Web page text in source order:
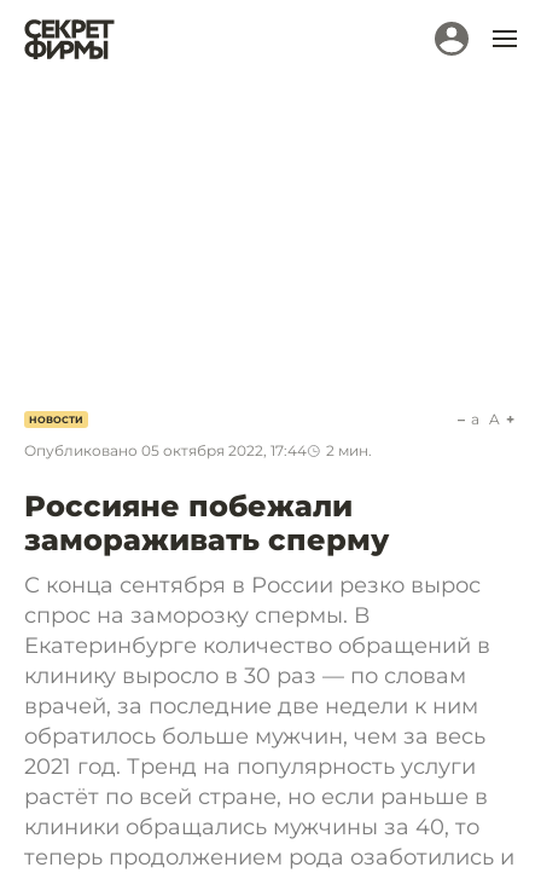
НОВОСТИ
Опубликовано 05 октября 2022, 17:44 2 мин.
a A
Россияне побежали
замораживать сперму
С конца сентября в России резко вырос
спрос на заморозку спермы. В
Екатеринбурге количество обращений в
клинику выросло в 30 раз — по словам
врачей, за последние две недели к ним
обратилось больше мужчин, чем за весь
2021 год. Тренд на популярность услуги
растёт по всей стране, но если раньше в
клиники обращались мужчины за 40, то
теперь продолжением рода озаботились и